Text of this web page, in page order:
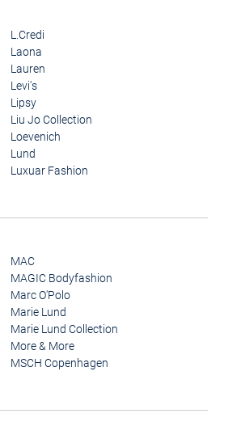
L.Credi
Laona
Lauren
Levi's
Lipsy
Liu Jo Collection
Loevenich
Lund
Luxuar Fashion
MAC
MAGIC Bodyfashion
Marc O'Polo
Marie Lund
Marie Lund Collection
More & More
MSCH Copenhagen